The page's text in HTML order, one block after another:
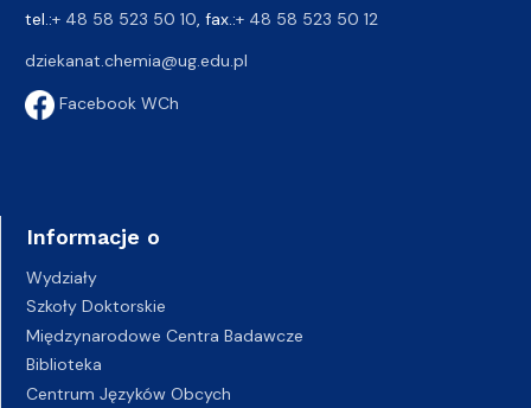
tel.:+ 48 58 523 50 10 , fax.:+ 48 58 523 50 12
dziekanat.chemia@ug.edu.pl
Facebook WCh
Informacje o
Wydziały
Szkoły Doktorskie
Międzynarodowe Centra Badawcze
Biblioteka
Centrum Języków Obcych